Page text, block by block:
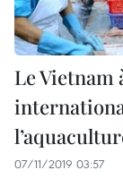
Le Vietnam
07/11/2019 03:57